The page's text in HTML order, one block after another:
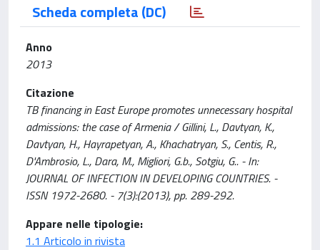
Scheda completa (DC)
Anno
2013
Citazione
TB financing in East Europe promotes unnecessary hospital
admissions: the case of Armenia / Gillini, L., Davtyan, K.,
Davtyan, H., Hayrapetyan, A., Khachatryan, S., Centis, R.,
D'Ambrosio, L., Dara, M., Migliori, G.b., Sotgiu, G.. - In:
JOURNAL OF INFECTION IN DEVELOPING COUNTRIES. -
ISSN 1972-2680. - 7(3):(2013), pp. 289-292.
Appare nelle tipologie:
1.1 Articolo in rivista